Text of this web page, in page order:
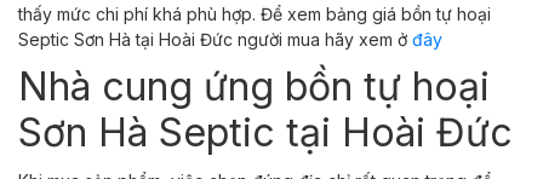
thấy mức chi phí khá phù hợp. Để xem bảng giá bồn tự hoại
Septic Sơn Hà tại Hoài Đức người mua hãy xem ở đây
Nhà cung ứng bồn tự hoại
Sơn Hà Septic tại Hoài Đức